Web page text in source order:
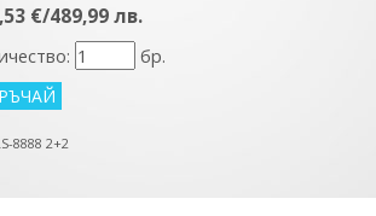
€/489,99 лв.
бр.
8888 2+2